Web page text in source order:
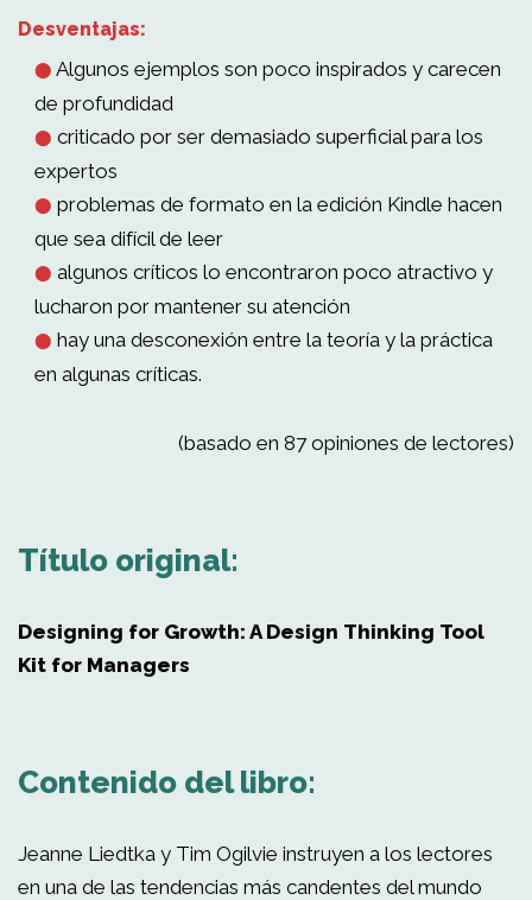
Desventajas:
⬤ Algunos ejemplos son poco inspirados y carecen
de profundidad
⬤ criticado por ser demasiado superficial para los
expertos
⬤ problemas de formato en la edición Kindle hacen
que sea difícil de leer
⬤ algunos críticos lo encontraron poco atractivo y
lucharon por mantener su atención
⬤ hay una desconexión entre la teoría y la práctica
en algunas críticas.
(basado en 87 opiniones de lectores)
Título original:
Designing for Growth: A Design Thinking Tool
Kit for Managers
Contenido del libro:
Jeanne Liedtka y Tim Ogilvie instruyen a los lectores
en una de las tendencias más candentes del mundo